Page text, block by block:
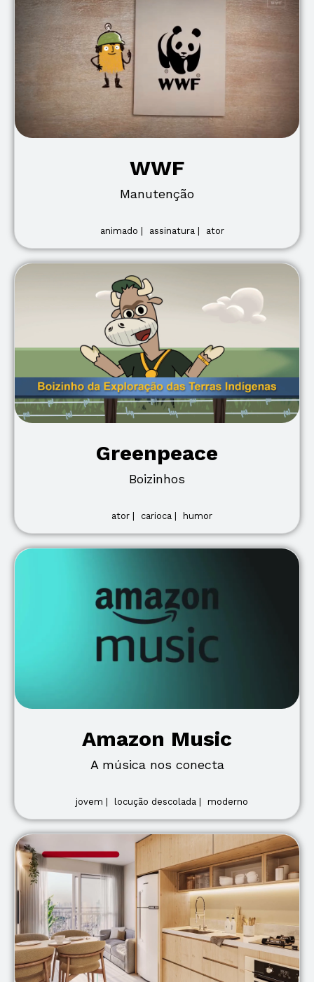
WWF
Manutenção
animado | assinatura | ator
Greenpeace
Boizinhos
ator | carioca | humor
Amazon Music
A música nos conecta
jovem | locução descolada | moderno